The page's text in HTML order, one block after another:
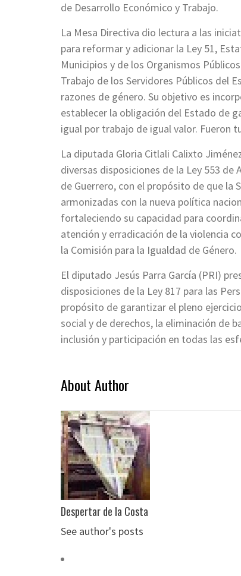
de Desarrollo Económico y Trabajo.
La Mesa Directiva dio lectura a las
para reformar y adicionar la Ley 51,
Municipios y de los Organismos
Trabajo de los Servidores Públicos del
razones de género. Su objetivo es
establecer la obligación del Estado de
igual por trabajo de igual valor. Fueron
La diputada Gloria Citlali Calixto
diversas disposiciones de la Ley 553 de
de Guerrero, con el propósito de que la
armonizadas con la nueva política
fortaleciendo su capacidad para
atención y erradicación de la violencia
la Comisión para la Igualdad de Género.
El diputado Jesús Parra García (PRI)
disposiciones de la Ley 817 para las
propósito de garantizar el pleno
social y de derechos, la eliminación de
inclusión y participación en todas las
About Author
Despertar de la Costa
See author's posts